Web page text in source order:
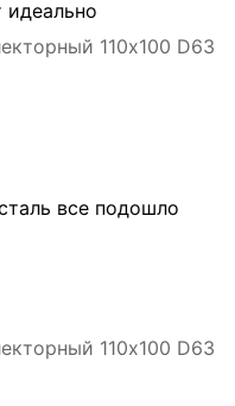
110х100 D63
все подошло
110х100 D63